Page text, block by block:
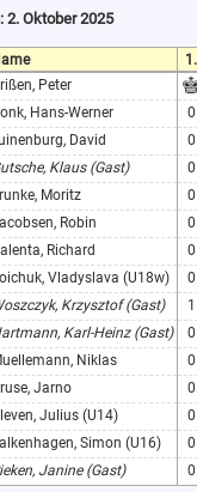
2. Oktober 2025
1.
Peter
Hans-Werner
0
David
0
Klaus (Gast)
0
Moritz
0
Robin
0
Richard
0
Vladyslava (U18w)
0
Krzysztof (Gast)
1
Karl-Heinz (Gast)
0
Niklas
0
Jarno
0
Julius (U14)
0
Simon (U16)
0
Janine (Gast) 0